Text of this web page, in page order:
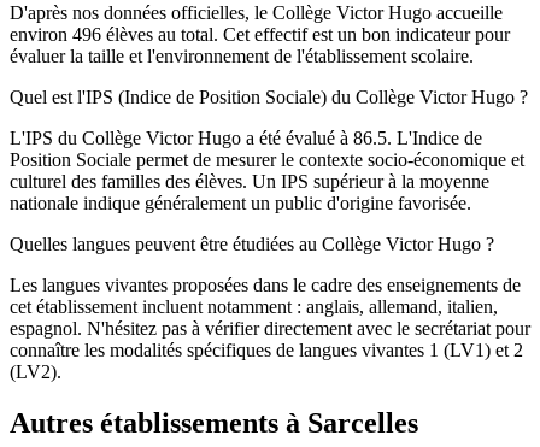
D'après nos données officielles, le Collège Victor Hugo accueille
environ 496 élèves au total. Cet effectif est un bon indicateur pour
évaluer la taille et l'environnement de l'établissement scolaire.
Quel est l'IPS (Indice de Position Sociale) du Collège Victor Hugo ?
L'IPS du Collège Victor Hugo a été évalué à 86.5. L'Indice de
Position Sociale permet de mesurer le contexte socio-économique et
culturel des familles des élèves. Un IPS supérieur à la moyenne
nationale indique généralement un public d'origine favorisée.
Quelles langues peuvent être étudiées au Collège Victor Hugo ?
Les langues vivantes proposées dans le cadre des enseignements de
cet établissement incluent notamment : anglais, allemand, italien,
espagnol. N'hésitez pas à vérifier directement avec le secrétariat pour
connaître les modalités spécifiques de langues vivantes 1 (LV1) et 2
(LV2).
Autres établissements à Sarcelles